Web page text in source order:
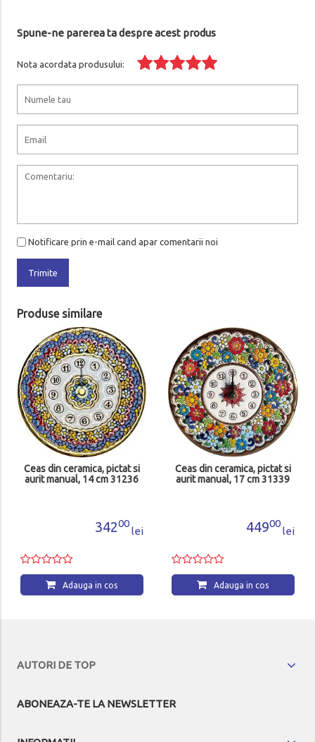
Spune-ne parerea ta despre acest produs
Nota acordata produsului:
Notificare prin e-mail cand apar comentarii noi
Trimite
Produse similare
Ceas din ceramica, pictat si
aurit manual, 14 cm 31236
34200
lei
Adauga in cos
Ceas din ceramica, pictat si
aurit manual, 17 cm 31339
44900
lei
Adauga in cos
AUTORI DE TOP
ABONEAZA-TE LA NEWSLETTER